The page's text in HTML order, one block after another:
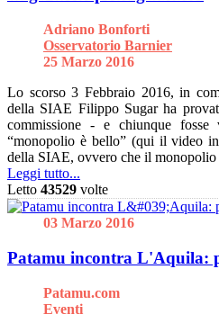
Adriano Bonforti
Osservatorio Barnier
25 Marzo 2016
Lo scorso 3 Febbraio 2016, in
della SIAE Filippo Sugar ha
commissione - e chiunque fosse
“monopolio è bello” (qui il video
della SIAE, ovvero che il
Leggi tutto...
Letto 43529 volte
03 Marzo 2016
Patamu incontra L'Aquila:
Patamu.com
Eventi